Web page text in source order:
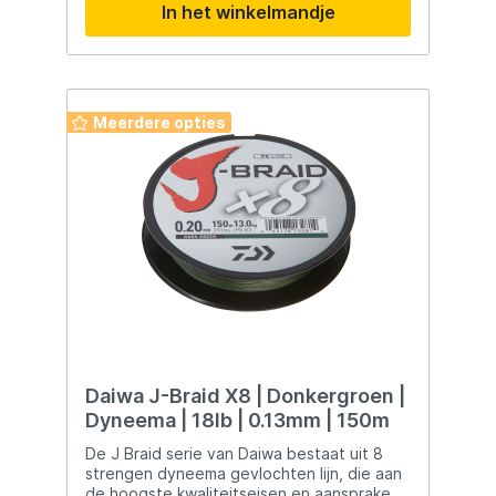
visomstandigheden. Vrijwel onzichtbaar
onder water: De Clear Vanish Fluorocarbon
leader is vrijwel onzichtbaar onder water,
de kans op beten vergroot. Speciaal
geselecteerd door roofvisexperts: Het
systeem is samengesteld door experts op
het gebied van roofvissen, wat betekent
dat het is afgestemd op de behoeften van
vissers die gericht zijn op snoekbaars,
baars, forel en zeebaars. Dit Duo Spool
systeem biedt vissers een handige en
effectieve oplossing voor hun
lijnbehoeften, met de voordelen van zowel
gevlochten als fluorocarbon lijnen.
In het winkelmandje
Meerdere opties
Daiwa J-Braid X8 | Donkergroen |
Dyneema | 18lb | 0.13mm | 150m
De J Braid serie van Daiwa bestaat uit 8
strengen dyneema gevlochten lijn, die aan